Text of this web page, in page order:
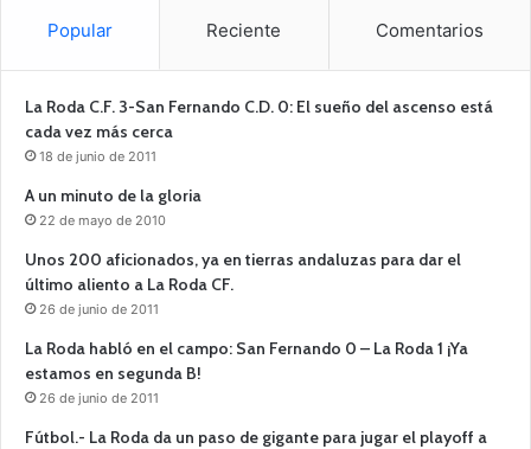
Popular Reciente Comentarios
La Roda C.F. 3-San Fernando C.D. 0: El sueño del ascenso está
cada vez más cerca
18 de junio de 2011
A un minuto de la gloria
22 de mayo de 2010
Unos 200 aficionados, ya en tierras andaluzas para dar el
último aliento a La Roda CF.
26 de junio de 2011
La Roda habló en el campo: San Fernando 0 – La Roda 1 ¡Ya
estamos en segunda B!
26 de junio de 2011
Fútbol.- La Roda da un paso de gigante para jugar el playoff a